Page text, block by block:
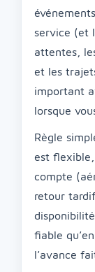
service (et
attentes,
et les
important
lorsque
Règle
est
compte
retour
fiable
l’avance